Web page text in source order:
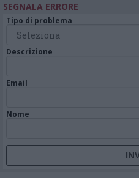
SEGNALA ERRORE
Tipo di problema
Descrizione
Email
Nome